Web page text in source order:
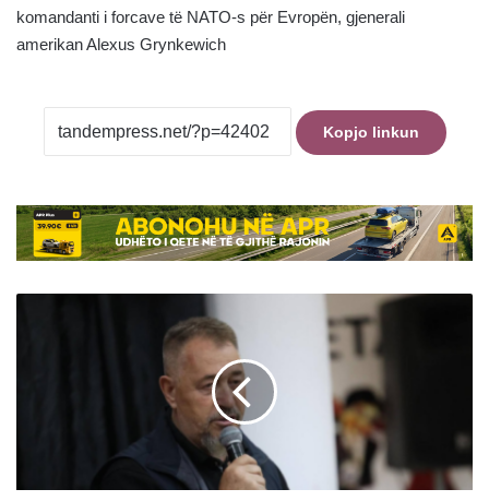
komandanti i forcave të NATO-s për Evropën, gjenerali
amerikan Alexus Grynkewich
Kopjo linkun
VV’në,